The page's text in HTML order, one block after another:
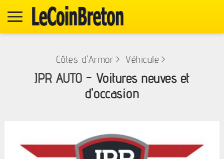
Côtes d'Armor > Véhicule >
JPR AUTO - Voitures neuves et
d'occasion